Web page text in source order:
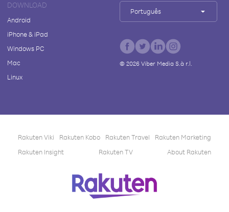
DOWNLOAD
Android
iPhone & iPad
Windows PC
Mac
Linux
Português
© 2026Viber Media S.à r.l.
Rakuten Viki Rakuten Kobo Rakuten Travel
Rakuten Marketing
Rakuten Insight
Rakuten TV About Rakuten